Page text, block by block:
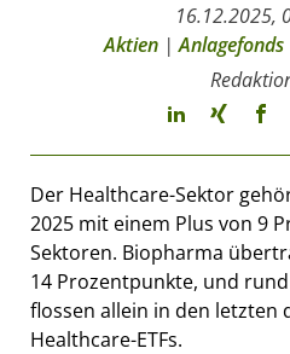
16.12.2025,
Aktien|Anlagefonds
Der Healthcare-Sektor
2025 mit einem Plus von 9
Sektoren. Biopharma
14 Prozentpunkte, und
flossen allein in den letzten
Healthcare-ETFs.